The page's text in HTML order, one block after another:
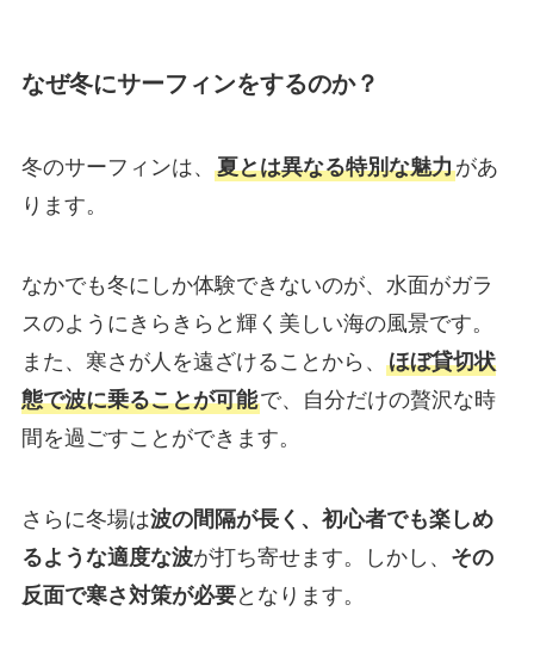
なぜ冬にサーフィンをするのか？
冬のサーフィンは、 夏とは異なる特別な魅力があ
ります。
なかでも冬にしか体験できないのが、水面がガラ
スのようにきらきらと輝く美しい海の風景です。
また、寒さが人を遠ざけることから、 ほぼ貸切状
態で波に乗ることが可能で、自分だけの贅沢な時
間を過ごすことができます。
さらに冬場は波の間隔が長く、初心者でも楽しめ
るような適度な波が打ち寄せます。しかし、 その
反面で寒さ対策が必要となります。